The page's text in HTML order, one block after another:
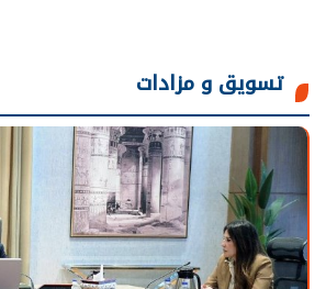
تسويق و مزادات